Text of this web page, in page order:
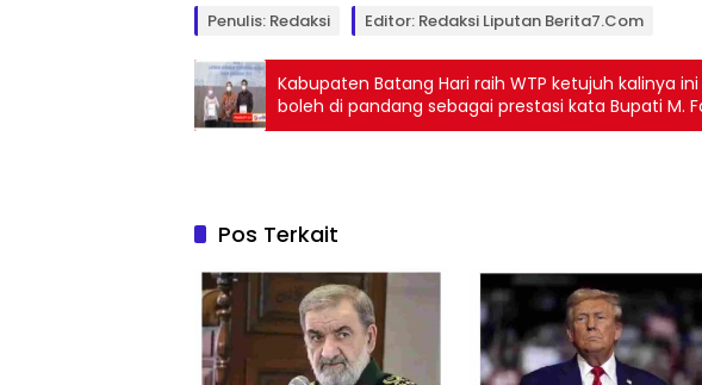
Penulis: Redaksi Editor: Redaksi Liputan Berita7.com
Kabupaten Batang Hari raih WTP ketujuh kalinya
boleh di pandang sebagai prestasi kata Bupati M.
Pos Terkait